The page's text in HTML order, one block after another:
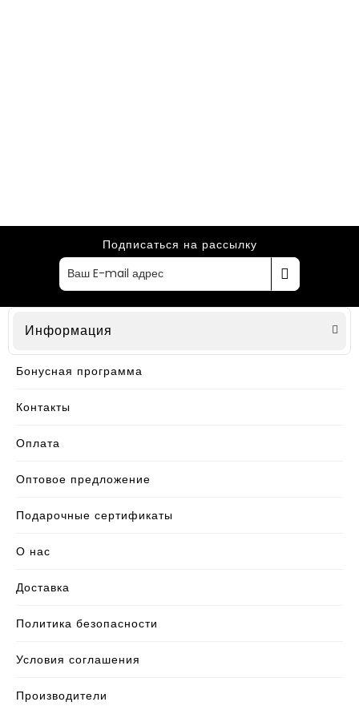
Подписаться на рассылку
Информация
Бонусная программа
Контакты
Оплата
Оптовое предложение
Подарочные сертификаты
О нас
Доставка
Политика безопасности
Условия соглашения
Производители